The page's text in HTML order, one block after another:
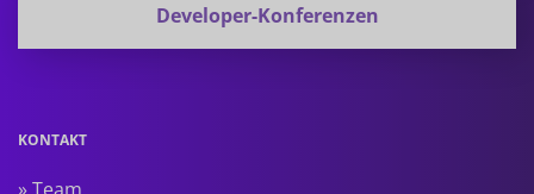
Developer-Konferenzen
KONTAKT
» Team